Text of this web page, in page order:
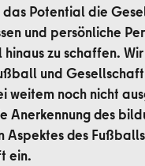
Potential die
und persönliche
zu schaffen.
und
weitem noch nicht
Anerkennung des
Aspektes des
ein.